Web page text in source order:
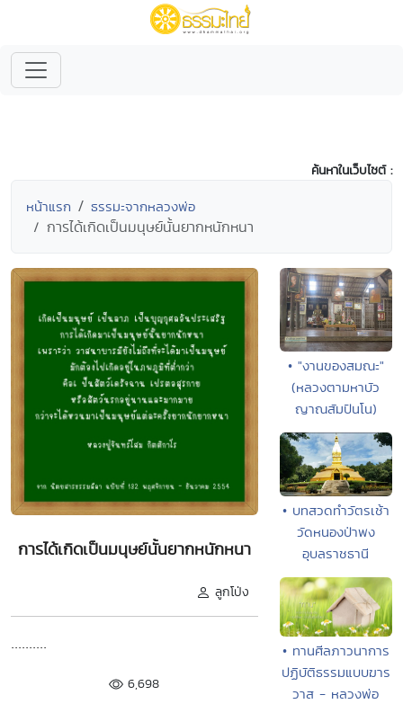
ค้นหาในเว็บไซต์ :
หน้าแรก ธรรมะจากหลวงพ่อ
การได้เกิดเป็นมนุษย์นั้นยากหนักหนา
การได้เกิดเป็นมนุษย์นั้นยากหนักหนา
ลูกโป่ง
..........
6,698
• "งานของสมณะ"
(หลวงตามหาบัว
ญาณสัมปันโน)
• บทสวดทำวัตรเช้า
วัดหนองป่าพง
อุบลราชธานี
• ทานศีลภาวนาการ
ปฏิบัติธรรมแบบฆาร
วาส - หลวงพ่อ